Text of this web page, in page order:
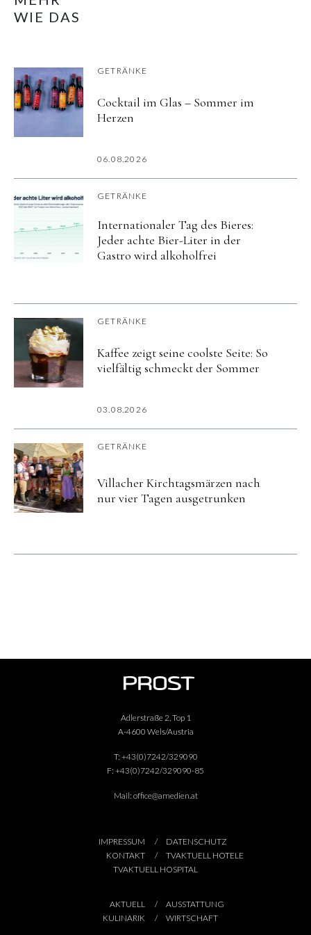
WIE DAS
GETRÄNKE
Cocktail im Glas – Sommer im
Herzen
06.08.2026
GETRÄNKE
Internationaler Tag des Bieres:
Jeder achte Bier-Liter in der
Gastro wird alkoholfrei
GETRÄNKE
Kaffee zeigt seine coolste Seite: So
vielfältig schmeckt der Sommer
03.08.2026
GETRÄNKE
Villacher Kirchtagsmärzen nach
nur vier Tagen ausgetrunken
Adlerstraße 2, Top 1
A-4600 Wels/Austria
T: +43(0)7242/329090
F: +43(0)7242/329090-85
Mail: office@amedien.at
IMPRESSUM
DATENSCHUTZ
KONTAKT
TVAKTUELL HOTELE
TVAKTUELL HOSPITAL
AKTUELL
AUSSTATTUNG
KULINARIK
WIRTSCHAFT